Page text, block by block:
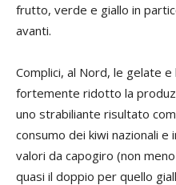
frutto, verde e giallo in
avanti.
Complici, al Nord, le gelate
fortemente ridotto la
uno strabiliante risultato
consumo dei kiwi nazionali
valori da capogiro (non
quasi il doppio per quello